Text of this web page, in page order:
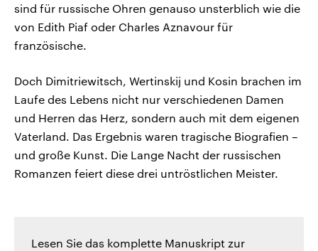
sind für russische Ohren genauso unsterblich wie die
von Edith Piaf oder Charles Aznavour für
französische.
Doch Dimitriewitsch, Wertinskij und Kosin brachen im
Laufe des Lebens nicht nur verschiedenen Damen
und Herren das Herz, sondern auch mit dem eigenen
Vaterland. Das Ergebnis waren tragische Biografien –
und große Kunst. Die Lange Nacht der russischen
Romanzen feiert diese drei untröstlichen Meister.
Lesen Sie das komplette Manuskript zur